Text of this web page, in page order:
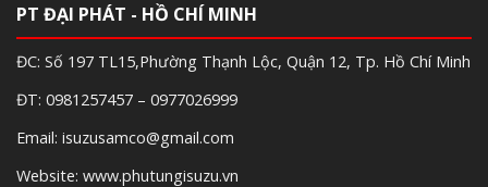
PT ĐẠI PHÁT - HỒ CHÍ MINH
ĐC: Số 197 TL15,Phường Thạnh Lộc, Quận 12, Tp. Hồ Chí Minh
ĐT: 0981257457 – 0977026999
Email: isuzusamco@gmail.com
Website: www.phutungisuzu.vn